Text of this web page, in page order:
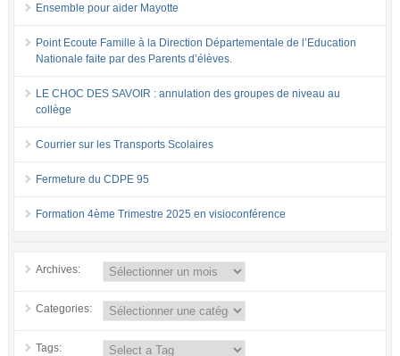
Ensemble pour aider Mayotte
Point Ecoute Famille à la Direction Départementale de l’Education
Nationale faite par des Parents d’élèves.
LE CHOC DES SAVOIR : annulation des groupes de niveau au
collège
Courrier sur les Transports Scolaires
Fermeture du CDPE 95
Formation 4ème Trimestre 2025 en visioconférence
Archives:
Categories:
Tags: